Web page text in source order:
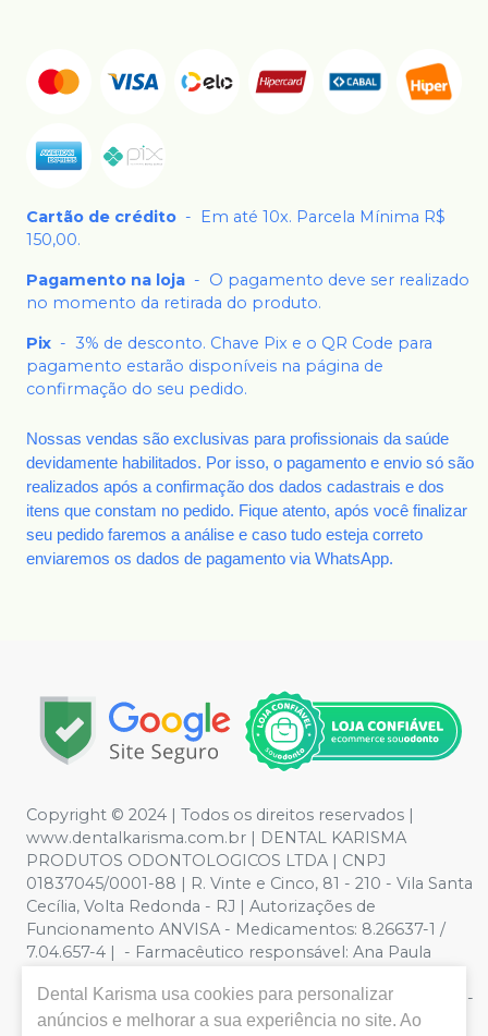
Cartão de crédito -
Em até 10x. Parcela Mínima R$
150,00.
Pagamento na loja - O pagamento deve ser realizado
no momento da retirada do produto.
Pix - 3% de desconto. Chave Pix e o QR Code para
pagamento estarão disponíveis na página de
confirmação do seu pedido.
Nossas vendas são exclusivas para profissionais da saúde
devidamente habilitados. Por isso, o pagamento e envio só são
realizados após a confirmação dos dados cadastrais e dos
itens que constam no pedido. Fique atento, após você finalizar
seu pedido faremos a análise e caso tudo esteja correto
enviaremos os dados de pagamento via WhatsApp.
Copyright © 2024 | Todos os direitos reservados |
www.dentalkarisma.com.br | DENTAL KARISMA
PRODUTOS ODONTOLOGICOS LTDA | CNPJ
01837045/0001-88 | R. Vinte e Cinco, 81 - 210 - Vila Santa
Cecília, Volta Redonda - RJ | Autorizações de
Funcionamento ANVISA - Medicamentos: 8.26637-1 /
7.04.657-4 | - Farmacêutico responsável: Ana Paula
Privacidade e Segurança - Fotos meramente ilustrativas -
Os preços e condições da loja virtual estão sujeitos a
Dental Karisma usa cookies para personalizar
anúncios e melhorar a sua experiência no site. Ao